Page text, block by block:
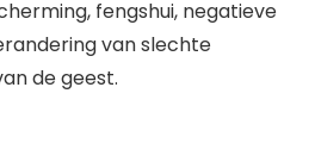
fengshui, negatieve
van slechte
de geest.